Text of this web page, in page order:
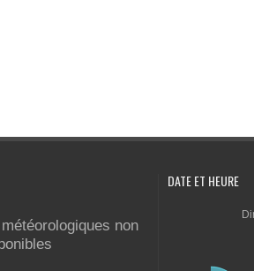
non
DATE ET HEURE